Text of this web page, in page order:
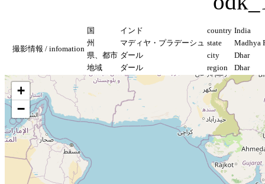
撮影情報 / infomation
国 インド country India
州
マディヤ・プラデーシュ state
Madhya
県、都市 ダール city
Dhar
地域
ダール region Dhar
+
−